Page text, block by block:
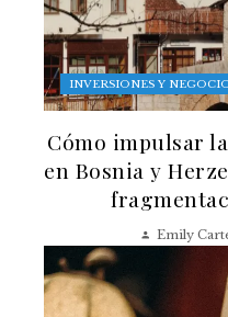
INVERSIONES Y
Cómo impulsar
en Bosnia y
Emily